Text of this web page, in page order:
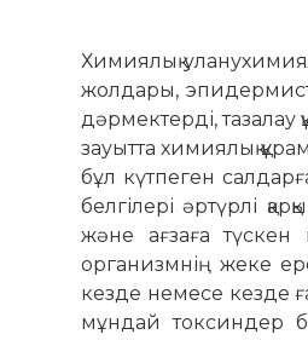
Химиялық
жолдары,
дәрмектерді, тазалау
зауытта химиялық
бұл күтпеген
белгілері әртүрлі
және ағзаға түскен
организмнің жеке
кезде немесе кезде
мұндай токсиндер